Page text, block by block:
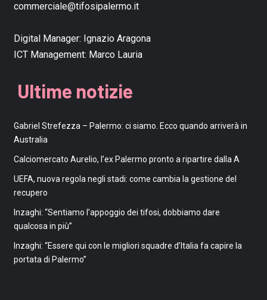
commerciale@tifosipalermo.it
Digital Manager: Ignazio Aragona
ICT Management: Marco Lauria
Ultime notizie
Gabriel Strefezza – Palermo: ci siamo. Ecco quando arriverà in
Australia
Calciomercato Aurelio, l’ex Palermo pronto a ripartire dalla A
UEFA, nuova regola negli stadi: come cambia la gestione del
recupero
Inzaghi: “Sentiamo l’appoggio dei tifosi, dobbiamo dare
qualcosa in più”
Inzaghi: “Essere qui con le migliori squadre d’Italia fa capire la
portata di Palermo”